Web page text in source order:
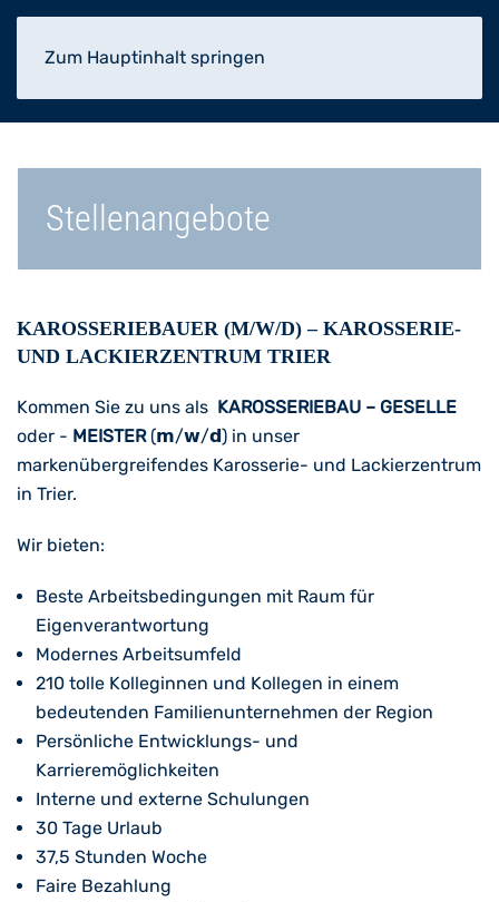
Zum Hauptinhalt springen
Stellenangebote
KAROSSERIEBAUER (M/W/D) – KAROSSERIE-
UND LACKIERZENTRUM TRIER
Kommen Sie zu uns als KAROSSERIEBAU – GESELLE
oder - MEISTER(𝗺/𝘄/𝗱) in unser
markenübergreifendes Karosserie- und Lackierzentrum
in Trier.
Wir bieten:
Beste Arbeitsbedingungen mit Raum für
Eigenverantwortung
Modernes Arbeitsumfeld
210 tolle Kolleginnen und Kollegen in einem
bedeutenden Familienunternehmen der Region
Persönliche Entwicklungs- und
Karrieremöglichkeiten
Interne und externe Schulungen
30 Tage Urlaub
37,5 Stunden Woche
Faire Bezahlung